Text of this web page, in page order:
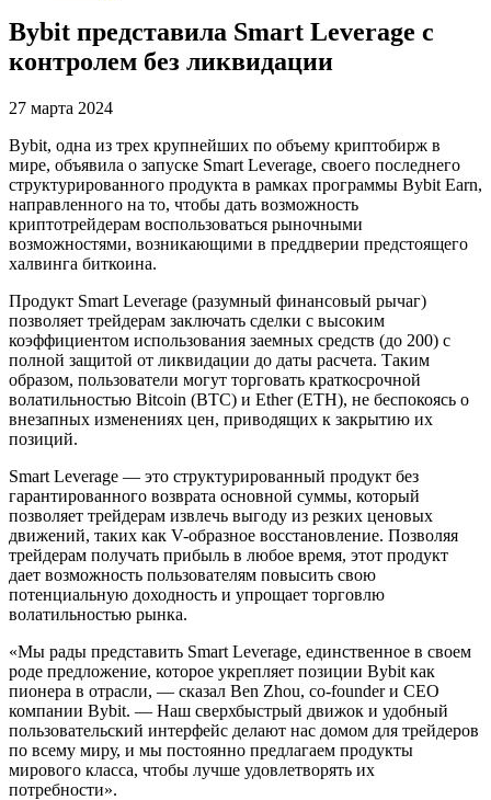
Bybit представила Smart Leverage с
контролем без ликвидации
27 марта 2024
Bybit, одна из трех крупнейших по объему криптобирж в
мире, объявила о запуске Smart Leverage, своего последнего
структурированного продукта в рамках программы Bybit Earn,
направленного на то, чтобы дать возможность
криптотрейдерам воспользоваться рыночными
возможностями, возникающими в преддверии предстоящего
халвинга биткоина.
Продукт Smart Leverage (разумный финансовый рычаг)
позволяет трейдерам заключать сделки с высоким
коэффициентом использования заемных средств (до 200) с
полной защитой от ликвидации до даты расчета. Таким
образом, пользователи могут торговать краткосрочной
волатильностью Bitcoin (BTC) и Ether (ETH), не беспокоясь о
внезапных изменениях цен, приводящих к закрытию их
позиций.
Smart Leverage — это структурированный продукт без
гарантированного возврата основной суммы, который
позволяет трейдерам извлечь выгоду из резких ценовых
движений, таких как V-образное восстановление. Позволяя
трейдерам получать прибыль в любое время, этот продукт
дает возможность пользователям повысить свою
потенциальную доходность и упрощает торговлю
волатильностью рынка.
«Мы рады представить Smart Leverage, единственное в своем
роде предложение, которое укрепляет позиции Bybit как
пионера в отрасли, — сказал Ben Zhou, co-founder и CEO
компании Bybit. — Наш сверхбыстрый движок и удобный
пользовательский интерфейс делают нас домом для трейдеров
по всему миру, и мы постоянно предлагаем продукты
мирового класса, чтобы лучше удовлетворять их
потребности».